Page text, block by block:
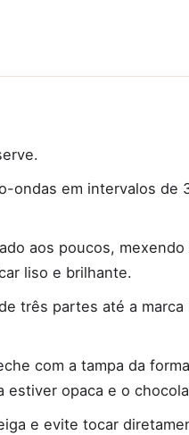
ondas em intervalos de
aos poucos, mexendo
liso e brilhante.
três partes até a
com a tampa da
estiver opaca e o
e evite tocar